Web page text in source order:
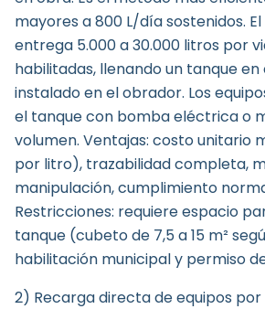
mayores a 800 L/día sostenidos.
entrega 5.000 a 30.000 litros por
habilitadas, llenando un tanque
instalado en el obrador. Los
el tanque con bomba eléctrica o
volumen. Ventajas: costo unitario
por litro), trazabilidad completa,
manipulación, cumplimiento
Restricciones: requiere espacio
tanque (cubeto de 7,5 a 15 m²
habilitación municipal y permiso
2) Recarga directa de equipos por